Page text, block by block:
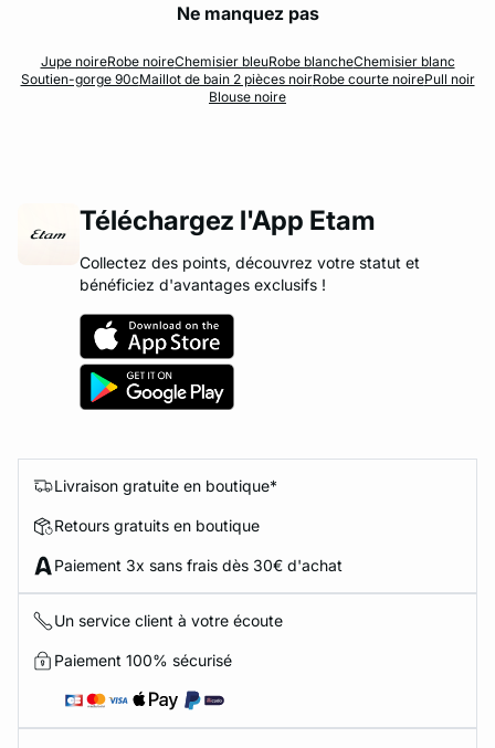
Ne manquez pas
Jupe noireRobe noireChemisier bleuRobe blancheChemisier blanc
Soutien-gorge 90cMaillot de bain 2 pièces noirRobe courte noirePull noir
Blouse noire
Téléchargez l'App Etam
Collectez des points, découvrez votre statut et
bénéficiez d'avantages exclusifs !
Livraison gratuite en boutique*
Retours gratuits en boutique
Paiement 3x sans frais dès 30€ d'achat
Un service client à votre écoute
Paiement 100% sécurisé